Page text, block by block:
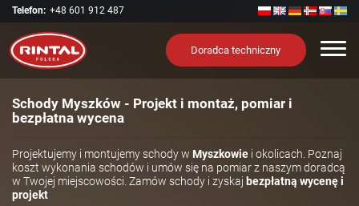
Telefon: +48 601 912 487
Doradca techniczny
Schody Myszków - Projekt i montaż, pomiar i
bezpłatna wycena
Projektujemy i montujemy schody w Myszkowie i okolicach. Poznaj
koszt wykonania schodów i umów się na pomiar z naszym doradcą
w Twojej miejscowości. Zamów schody i zyskaj bezpłatną wycenę i
projekt